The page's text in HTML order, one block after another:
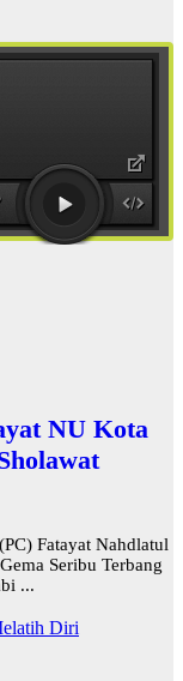
NU Kota
Fatayat Nahdlatul
Seribu Terbang
...